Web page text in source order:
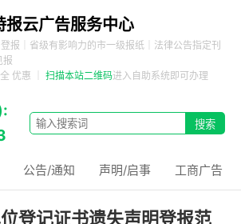
报云广告服务中心
登报｜省级有影响力的市一级报纸｜法律公告指定刊
报
优惠 ｜ 扫描本站二维码进入自助系统即可办理
公告/通知 声明/启事 工商广告
登记证书遗失声明登报范